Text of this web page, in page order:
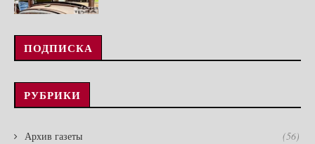
ПОДПИСКА
РУБРИКИ
Архив газеты (56)